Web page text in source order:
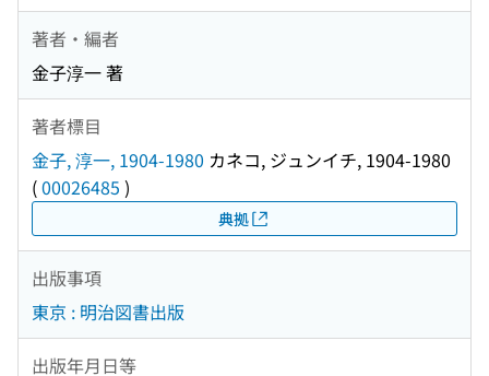
著者・編者
金子淳一 著
著者標目
金子, 淳一, 1904-1980 カネコ, ジュンイチ, 1904-1980
(00026485 )
典拠
出版事項
東京 : 明治図書出版
出版年月日等